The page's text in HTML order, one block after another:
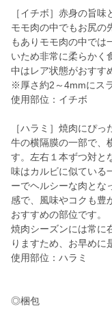
［イチボ］赤身の旨
モモ肉の中でもお尻の
もありモモ肉の中では
いため非常に柔らかく
中はレア状態がおすす
※厚さ約2～4mmにス
使用部位：イチボ
［ハラミ］焼肉にぴっ
牛の横隔膜の一部で、
す。左右１本ずつ対と
味はカルビに似ている
ーでヘルシーな肉とな
感で、風味やコクも豊
おすすめの部位です。
焼肉シーズンには常に
りますため、お早めに
使用部位：ハラミ
◎梱包